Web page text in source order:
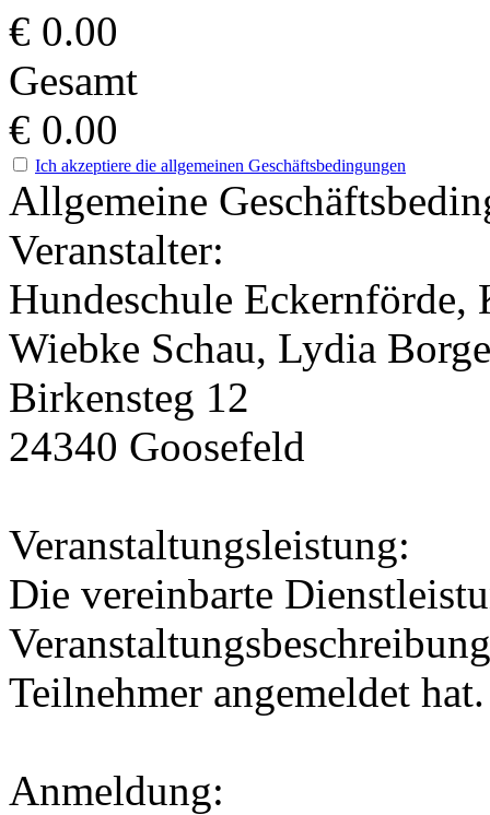
€ 0.00
Gesamt
€ 0.00
Ich akzeptiere die allgemeinen Geschäftsbedingungen
Allgemeine
Veranstalter:
Hundeschule Eckernförde,
Wiebke Schau, Lydia
Birkensteg 12
24340 Goosefeld
Veranstaltungsleistung:
Die vereinbarte
Teilnehmer angemeldet hat.
Anmeldung: